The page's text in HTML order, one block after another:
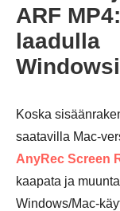
ARF
laadulla
Koska
saatavilla Mac-
AnyRec Screen
kaapata ja
Windows/Mac-